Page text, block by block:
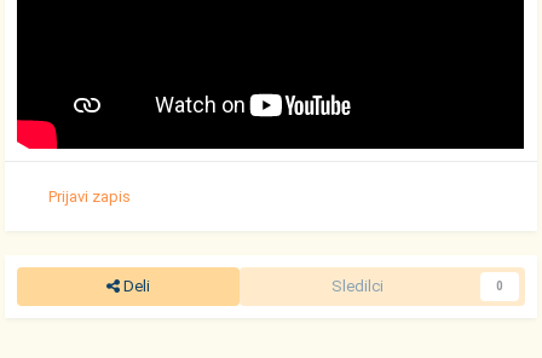
Prijavi zapis
Deli Sledilci 0